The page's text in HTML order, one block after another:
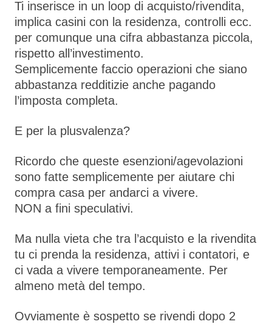
Ti inserisce in un loop di acquisto/rivendita,
implica casini con la residenza, controlli ecc.
per comunque una cifra abbastanza piccola,
rispetto all’investimento.
Semplicemente faccio operazioni che siano
abbastanza redditizie anche pagando
l’imposta completa.
E per la plusvalenza?
Ricordo che queste esenzioni/agevolazioni
sono fatte semplicemente per aiutare chi
compra casa per andarci a vivere.
NON a fini speculativi.
Ma nulla vieta che tra l’acquisto e la rivendita
tu ci prenda la residenza, attivi i contatori, e
ci vada a vivere temporaneamente. Per
almeno metà del tempo.
Ovviamente è sospetto se rivendi dopo 2